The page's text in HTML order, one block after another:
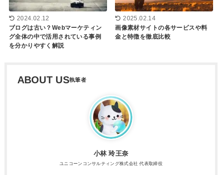
2024.02.12
ブログは古い？Webマーケティン
グ全体の中で活用されている事例
を分かりやすく解説
2025.02.14
画像素材サイトの各サービスや料
金と特徴を徹底比較
ABOUT US
小林 玲王奈
ユニコーンコンサルティング株式会社 代表取締役